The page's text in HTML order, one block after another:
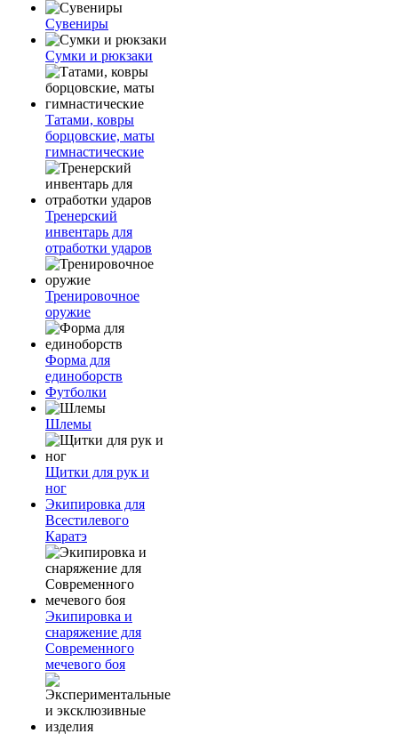
Сувениры
Сумки и рюкзаки
Татами, ковры
борцовские, маты
гимнастические
Тренерский
инвентарь для
отработки ударов
Тренировочное
оружие
Форма для
единоборств
Футболки
Шлемы
Щитки для рук и
ног
Экипировка для
Всестилевого
Каратэ
Экипировка и
снаряжение для
Современного
мечевого боя